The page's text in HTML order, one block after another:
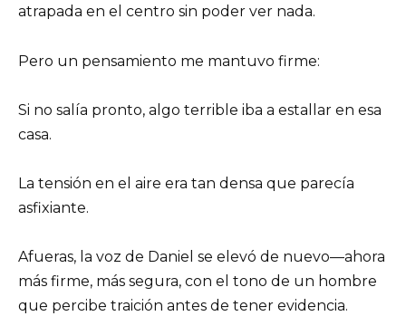
atrapada en el centro sin poder ver nada.
Pero un pensamiento me mantuvo firme:
Si no salía pronto, algo terrible iba a estallar en esa
casa.
La tensión en el aire era tan densa que parecía
asfixiante.
Afueras, la voz de Daniel se elevó de nuevo—ahora
más firme, más segura, con el tono de un hombre
que percibe traición antes de tener evidencia.